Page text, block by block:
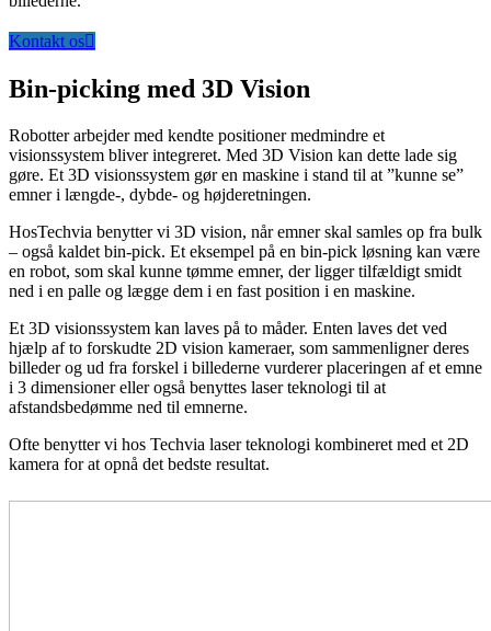
Kontakt os
Bin-picking med 3D Vision
Robotter arbejder med kendte positioner medmindre et
visionssystem bliver integreret. Med 3D Vision kan dette lade sig
gøre. Et 3D visionssystem gør en maskine i stand til at ”kunne se”
emner i længde-, dybde- og højderetningen.
HosTechvia benytter vi 3D vision, når emner skal samles op fra bulk
– også kaldet bin-pick. Et eksempel på en bin-pick løsning kan være
en robot, som skal kunne tømme emner, der ligger tilfældigt smidt
ned i en palle og lægge dem i en fast position i en maskine.
Et 3D visionssystem kan laves på to måder. Enten laves det ved
hjælp af to forskudte 2D vision kameraer, som sammenligner deres
billeder og ud fra forskel i billederne vurderer placeringen af et emne
i 3 dimensioner eller også benyttes laser teknologi til at
afstandsbedømme ned til emnerne.
Ofte benytter vi hos Techvia laser teknologi kombineret med et 2D
kamera for at opnå det bedste resultat.